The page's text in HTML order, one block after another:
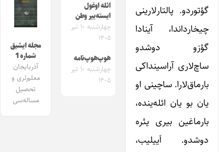
گؤتوردو. پالتارلارینی
چیخارداندا، آینادا
گؤزو دوشدو
ساچ‌لاری آراسینداکی
بارماق‌لارا. ساچینی او
یان بو یان ائله‌ینده،
بارماغین بیری یئره
دوشدو. اَییلیب،
ائله اوغول
ایسته‌ییر وطن
چهارشنبه ۱۰ تیر
۱۴۰۵
هوپ‌هوپ‌نامه
چهارشنبه ۱۰ تیر
۱۴۰۵
مجله ایشیق
شماره 1
آذربایجان
معلم‌لری و
تحصیل
مساله‌سی